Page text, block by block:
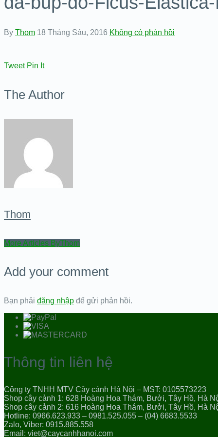
By Thom 18 Tháng Sáu, 2016 Không có phản hồi
Tweet Pin It
The Author
Thom
More Articles ByThom
Add your comment
Bạn phải đăng nhập để gửi phản hồi.
Thông tin liên hệ
Công ty TNHH MTV Cây cảnh Hà Nội – MST: 0105573223
Shop cây cảnh 1: 628 Hoàng Hoa Thám, Bưởi, Tây Hồ, Hà
Shop cây cảnh 2: 616 Hoàng Hoa Thám, Bưởi, Tây Hồ, Hà
Hotline: 0966.623.933 – 0981.525.055 – (04) 6683.5533
Zalo, Viber: 0915.885.558
Email: viet@caycanhhanoi.com